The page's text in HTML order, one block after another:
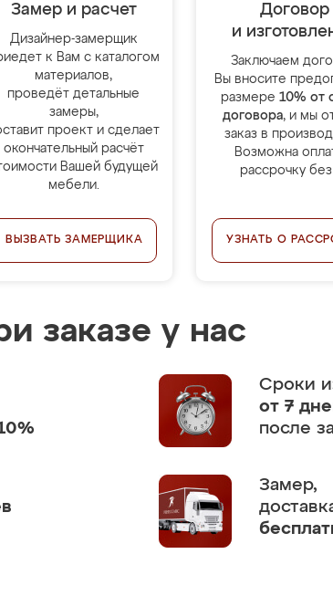
Замер и расчет
Дизайнер-замерщик
к Вам с каталогом
материалов,
проведёт детальные
замеры,
проект и сделает
окончательный расчёт
Вашей будущей
мебели.
ВЫЗВАТЬ ЗАМЕРЩИКА
Договор
и
Заключаем
Вы вносите
размере 10% от
договора, и мы
заказ в
Возможна
рассрочку без
УЗНАТЬ О
заказе у нас
Сроки
от 7
после
Замер,